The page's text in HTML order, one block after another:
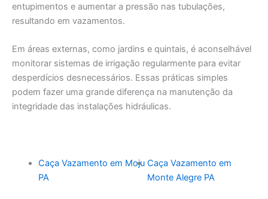
entupimentos e aumentar a pressão nas tubulações,
resultando em vazamentos.
Em áreas externas, como jardins e quintais, é aconselhável
monitorar sistemas de irrigação regularmente para evitar
desperdícios desnecessários. Essas práticas simples
podem fazer uma grande diferença na manutenção da
integridade das instalações hidráulicas.
Caça Vazamento em Moju
PA
Caça Vazamento em
Monte Alegre PA